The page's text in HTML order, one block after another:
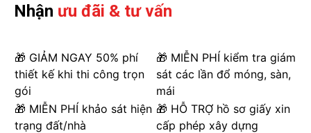
Nhận ưu đãi & tư vấn
🎁 GIẢM NGAY 50% phí
thiết kế khi thi công trọn
gói
🎁 MIỄN PHÍ kiểm tra giám
sát các lần đổ móng, sàn,
mái
🎁 MIỄN PHÍ khảo sát hiện
trạng đất/nhà
🎁 HỖ TRỢ hồ sơ giấy xin
cấp phép xây dựng